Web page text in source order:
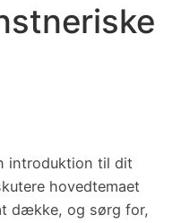
introduktion til dit
hovedtemaet
dække, og sørg for,